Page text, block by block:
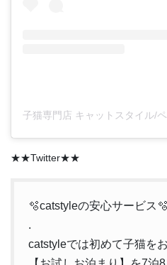
★★Twitter★★
🫧catstyleの安心サービス🫧
.
catstyleでは初めて子猫を